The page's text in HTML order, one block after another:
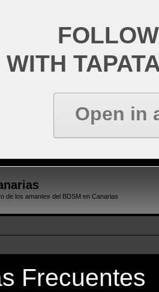
WITH
Open in
de los amantes del BDSM en Canarias
Frecuentes